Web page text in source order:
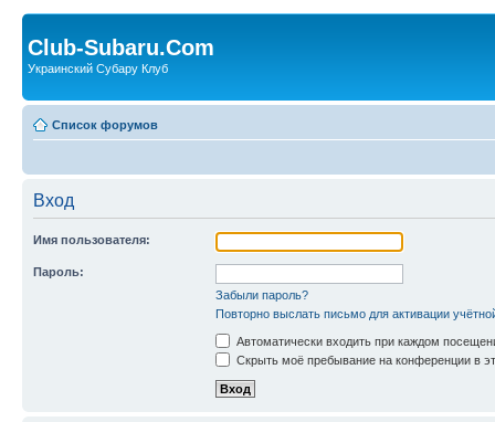
Club-Subaru.Com
Украинский Субару Клуб
Список форумов
Вход
Имя пользователя:
Пароль:
Забыли пароль?
Повторно выслать письмо для активации
Автоматически входить при каждом
Скрыть моё пребывание на конференции в